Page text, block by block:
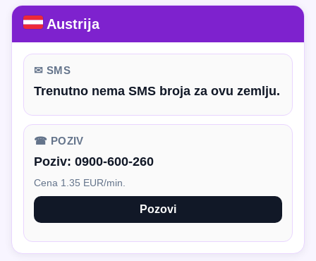
Austrija
✉ SMS
Trenutno nema SMS broja za ovu zemlju.
☎ POZIV
Poziv: 0900-600-260
Cena 1.35 EUR/min.
Pozovi